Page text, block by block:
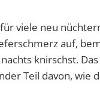
viele neu
auf,
knirschst.
Teil davon, wie